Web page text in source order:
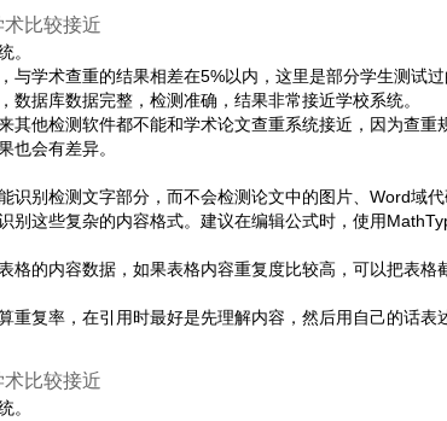
比较接近
。
与学术查重的结果相差在5%以内，这里是部分学生测试
数据库数据完整，检测准确，结果非常接近学校系统。
其他检测软件都不能和学术论文查重系统接近，因为查重
也会有差异。
识别检测文字部分，而不会检测论文中的图片、Word域
别这些复杂的内容格式。建议在编辑公式时，使用
格的内容数据，如果表格内容重复度比较高，可以把表格
重复率，在引用时最好是先理解内容，然后用自己的话表
比较接近
。